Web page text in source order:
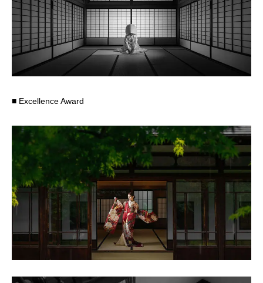
■ Excellence Award